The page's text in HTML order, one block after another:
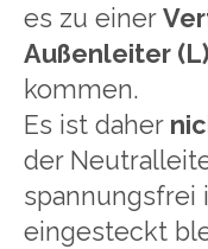
es zu einer
Außenleiter
kommen.
Es ist daher
der
spannungsfrei
eingesteckt